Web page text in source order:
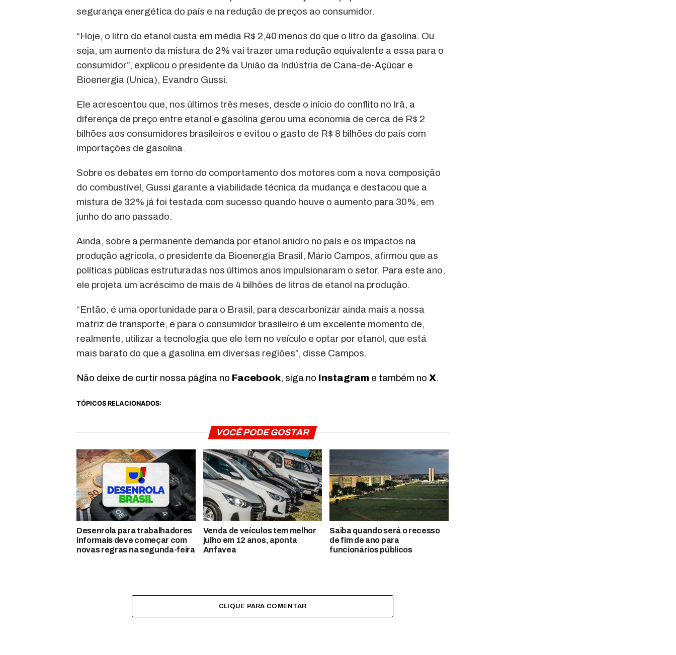
segurança energética do país e na redução de preços ao consumidor.
“Hoje, o litro do etanol custa em média R$ 2,40 menos do que o litro da gasolina. Ou
seja, um aumento da mistura de 2% vai trazer uma redução equivalente a essa para o
consumidor”, explicou o presidente da União da Indústria de Cana-de-Açúcar e
Bioenergia (Unica), Evandro Gussi.
Ele acrescentou que, nos últimos três meses, desde o início do conflito no Irã, a
diferença de preço entre etanol e gasolina gerou uma economia de cerca de R$ 2
bilhões aos consumidores brasileiros e evitou o gasto de R$ 8 bilhões do país com
importações de gasolina.
Sobre os debates em torno do comportamento dos motores com a nova composição
do combustível, Gussi garante a viabilidade técnica da mudança e destacou que a
mistura de 32% já foi testada com sucesso quando houve o aumento para 30%, em
junho do ano passado.
Ainda, sobre a permanente demanda por etanol anidro no país e os impactos na
produção agrícola, o presidente da Bioenergia Brasil, Mário Campos, afirmou que as
políticas públicas estruturadas nos últimos anos impulsionaram o setor. Para este ano,
ele projeta um acréscimo de mais de 4 bilhões de litros de etanol na produção.
“Então, é uma oportunidade para o Brasil, para descarbonizar ainda mais a nossa
matriz de transporte, e para o consumidor brasileiro é um excelente momento de,
realmente, utilizar a tecnologia que ele tem no veículo e optar por etanol, que está
mais barato do que a gasolina em diversas regiões”, disse Campos.
Não deixe de curtir nossa página no Facebook, siga no Instagram e também no X.
TÓPICOS RELACIONADOS:
VOCÊ PODE GOSTAR
Desenrola para trabalhadores
informais deve começar com
novas regras na segunda-feira
Venda de veículos tem melhor
julho em 12 anos, aponta
Anfavea
Saiba quando será o recesso
de fim de ano para
funcionários públicos
CLIQUE PARA COMENTAR